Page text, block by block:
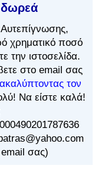
δωρεά
Αυτεπίγνωσης,
χρηματικό ποσό
την ιστοσελίδα.
στο email σας
τον
Να είστε καλά!
email σας)